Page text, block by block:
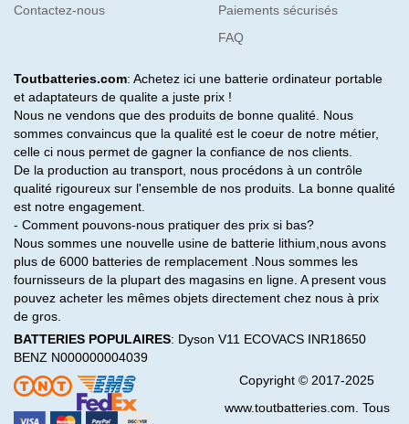
Contactez-nous
Paiements sécurisés
FAQ
Toutbatteries.com: Achetez ici une batterie ordinateur portable
et adaptateurs de qualite a juste prix !
Nous ne vendons que des produits de bonne qualité. Nous
sommes convaincus que la qualité est le coeur de notre métier,
celle ci nous permet de gagner la confiance de nos clients.
De la production au transport, nous procédons à un contrôle
qualité rigoureux sur l'ensemble de nos produits. La bonne qualité
est notre engagement.
- Comment pouvons-nous pratiquer des prix si bas?
Nous sommes une nouvelle usine de batterie lithium,nous avons
plus de 6000 batteries de remplacement .Nous sommes les
fournisseurs de la plupart des magasins en ligne. A present vous
pouvez acheter les mêmes objets directement chez nous à prix
de gros.
BATTERIES POPULAIRES: Dyson V11 ECOVACS INR18650
BENZ N000000004039
Copyright © 2017-2025
www.toutbatteries.com. Tous